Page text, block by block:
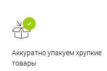
Аккуратно упакуем хрупкие
товары